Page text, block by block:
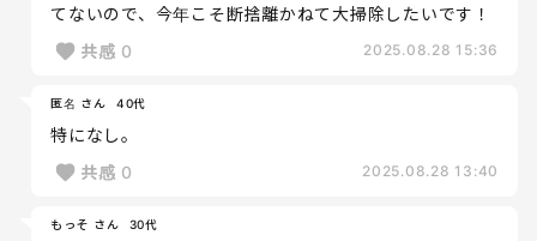
てないので、今年こそ断捨離かねて大掃除したいです！
共感 0 2025.08.28 15:36
匿名 さん 40代
特になし。
共感 0 2025.08.28 13:40
もっそ さん 30代